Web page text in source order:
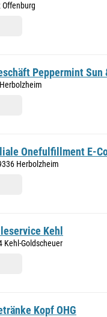
Offenburg
Peppermint Sun
Onefulfillment E-
Herbolzheim
Kehl
Kehl-Goldscheuer
Kopf OHG